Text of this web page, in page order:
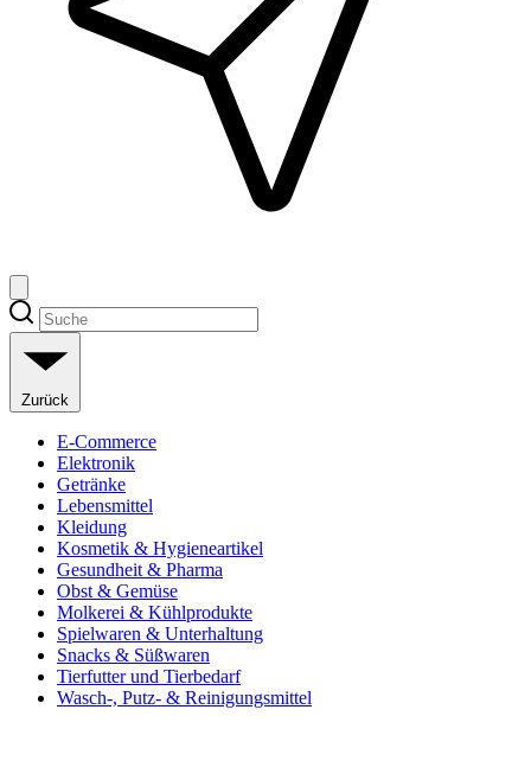
Zurück
E-Commerce
Elektronik
Getränke
Lebensmittel
Kleidung
Kosmetik & Hygieneartikel
Gesundheit & Pharma
Obst & Gemüse
Molkerei & Kühlprodukte
Spielwaren & Unterhaltung
Snacks & Süßwaren
Tierfutter und Tierbedarf
Wasch-, Putz- & Reinigungsmittel